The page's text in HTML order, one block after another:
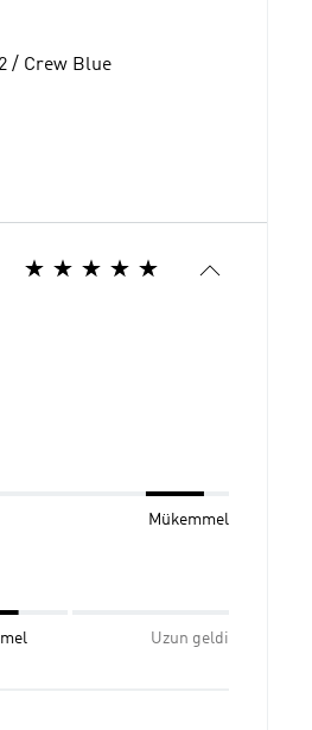
/ Crew Blue
Mükemmel
Uzun geldi